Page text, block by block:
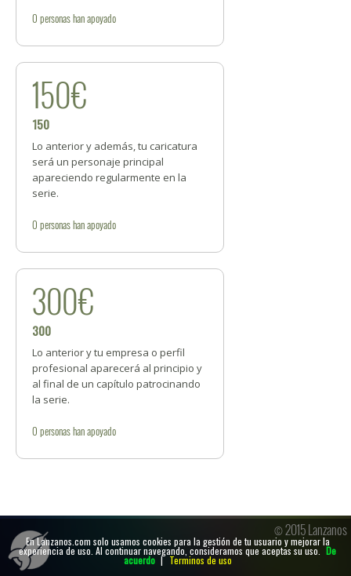
En Lanzanos.com solo usamos cookies para la gestión de tu usuario y mejorar la
experiencia de uso. Al continuar navegando, consideramos que aceptas su uso. De
acuerdo | Terminos de uso
0 personashan apoyado
150€
150
Lo anterior y además, tu caricatura
será un personaje principal
apareciendo regularmente en la
serie.
0 personashan apoyado
300€
300
Lo anterior y tu empresa o perfil
profesional aparecerá al principio y
al final de un capítulo patrocinando
la serie.
0 personashan apoyado
© 2015 Lanzanos